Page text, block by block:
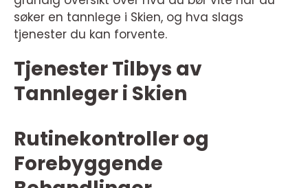
søker en tannlege i Skien, og hva slags
tjenester du kan forvente.
Tjenester Tilbys av
Tannleger i Skien
Rutinekontroller og
Forebyggende